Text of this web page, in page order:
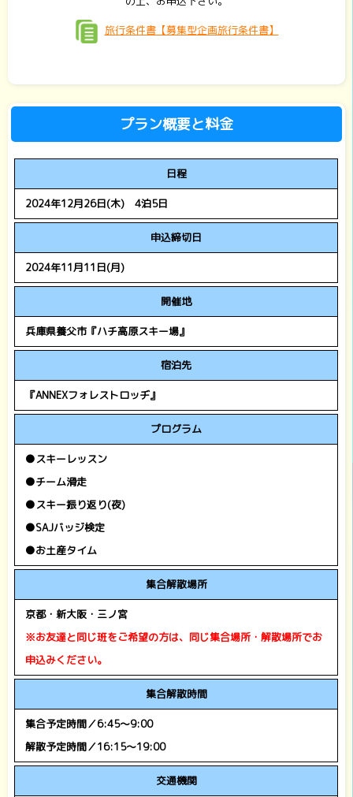
旅行条件書【募集型企画旅行条件書】
プラン概要と料金
日程
2024年12月26日(木) 4泊5日
申込締切日
2024年11月11日(月)
開催地
兵庫県養父市『ハチ高原スキー場』
宿泊先
『ANNEXフォレストロッヂ』
プログラム
●スキーレッスン
●チーム滑走
●スキー振り返り(夜)
●SAJバッジ検定
●お土産タイム
集合解散場所
京都・新大阪・三ノ宮
※お友達と同じ班をご希望の方は、 同じ集合場所・解散場所でお
申込みください。
集合解散時間
集合予定時間／6:45～9:00
解散予定時間／16:15～19:00
交通機関